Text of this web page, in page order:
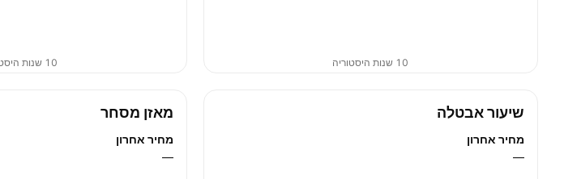
10 שנות היסטוריה 10 שנות היסטוריה
שיעור אבטלה
מחיר אחרון
—
מאזן מסחר
מחיר אחרון
—